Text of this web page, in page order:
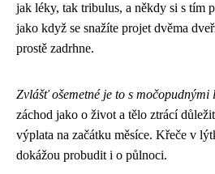
jak léky, tak tribulus, a někdy si s tím
jako když se snažíte projet dvěma
prostě zadrhne.
Zvlášť ošemetné je to s močopudnými
záchod jako o život a tělo ztrácí
výplata na začátku měsíce. Křeče v
dokážou probudit i o půlnoci.